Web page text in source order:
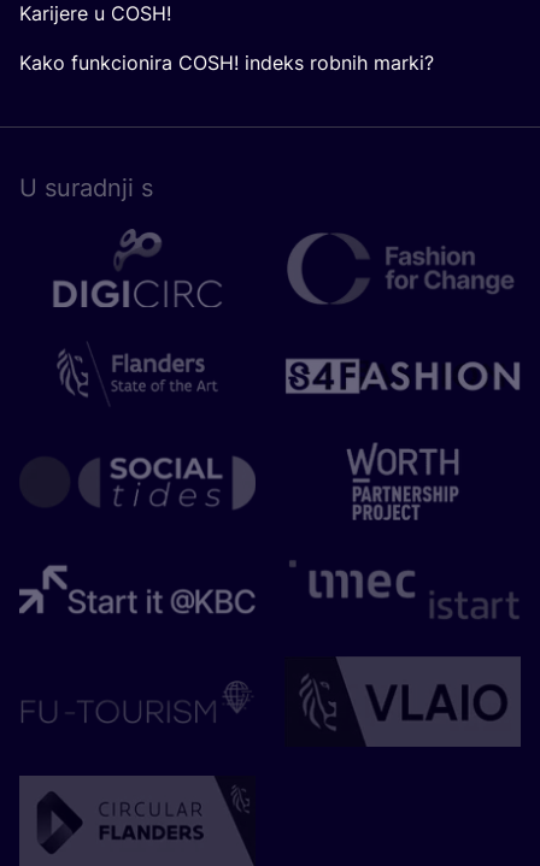
Karijere u COSH!
Kako funkcionira COSH! indeks robnih marki?
U surad­nji s